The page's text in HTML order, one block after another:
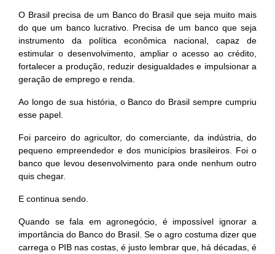
O Brasil precisa de um Banco do Brasil que seja muito mais
do que um banco lucrativo. Precisa de um banco que seja
instrumento da política econômica nacional, capaz de
estimular o desenvolvimento, ampliar o acesso ao crédito,
fortalecer a produção, reduzir desigualdades e impulsionar a
geração de emprego e renda.
Ao longo de sua história, o Banco do Brasil sempre cumpriu
esse papel.
Foi parceiro do agricultor, do comerciante, da indústria, do
pequeno empreendedor e dos municípios brasileiros. Foi o
banco que levou desenvolvimento para onde nenhum outro
quis chegar.
E continua sendo.
Quando se fala em agronegócio, é impossível ignorar a
importância do Banco do Brasil. Se o agro costuma dizer que
carrega o PIB nas costas, é justo lembrar que, há décadas, é